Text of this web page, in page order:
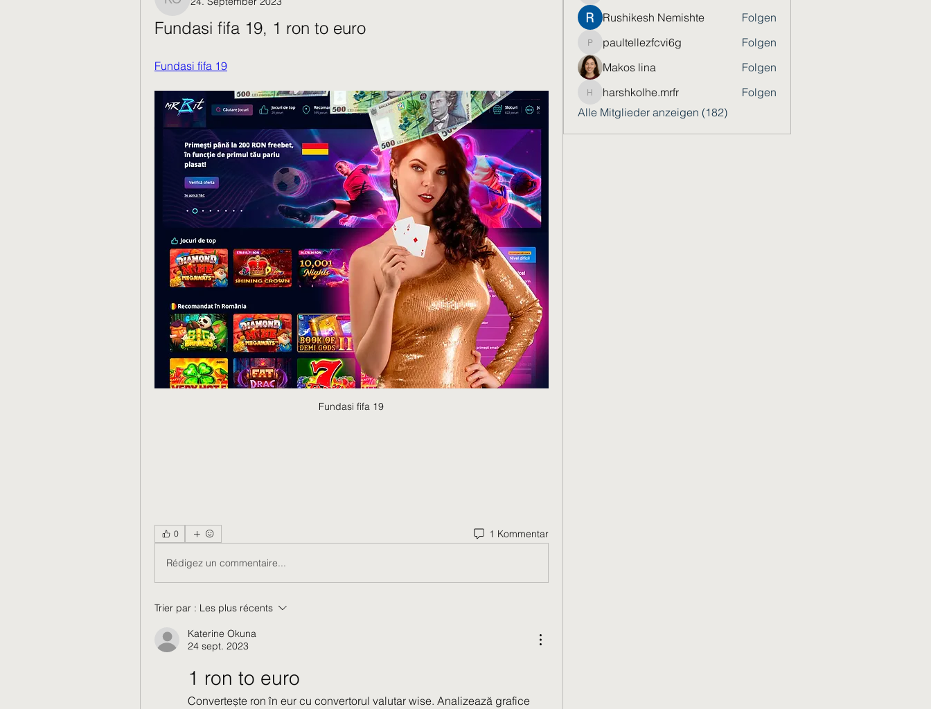
Katerine Okuna
Fundasi fifa 19, 1 ron to euro
Fundasi fifa 19
Fundasi fifa 19
0 1 Kommentar
Rédigez un commentaire...
Trier par : Les plus récents
Katerine Okuna
24 sept. 2023
1 ron to euro
Convertește ron în eur cu convertorul valutar wise. Analizează grafice
Rushikesh Nemishte
Folgen
paultellezfcvi6g
paultellezfcvi6g
Folgen
Makos lina
Folgen
harshkolhe.mrfr
harshkolhe.mrfr
Folgen
Alle Mitglieder anzeigen (182)